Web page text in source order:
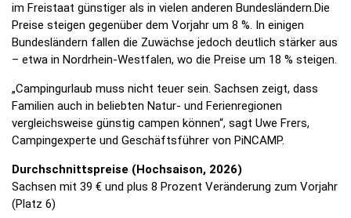
im Freistaat günstiger als in vielen anderen Bundesländern.Die
Preise steigen gegenüber dem Vorjahr um 8 %. In einigen
Bundesländern fallen die Zuwächse jedoch deutlich stärker aus
– etwa in Nordrhein-Westfalen, wo die Preise um 18 % steigen.
„Campingurlaub muss nicht teuer sein. Sachsen zeigt, dass
Familien auch in beliebten Natur- und Ferienregionen
vergleichsweise günstig campen können“, sagt Uwe Frers,
Campingexperte und Geschäftsführer von PiNCAMP.
Durchschnittspreise (Hochsaison, 2026)
Sachsen mit 39 € und plus 8 Prozent Veränderung zum Vorjahr
(Platz 6)